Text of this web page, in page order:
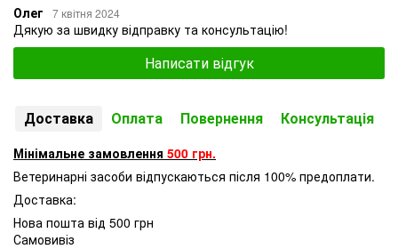
Олег 7 квітня 2024
Дякую за швидку відправку та консультацію!
Написати відгук
Доставка Оплата Повернення Консультація
Мінімальне замовлення 500 грн.
Ветеринарні засоби відпускаються після 100% предоплати.
Доставка:
Нова пошта від 500 грн
Самовивіз